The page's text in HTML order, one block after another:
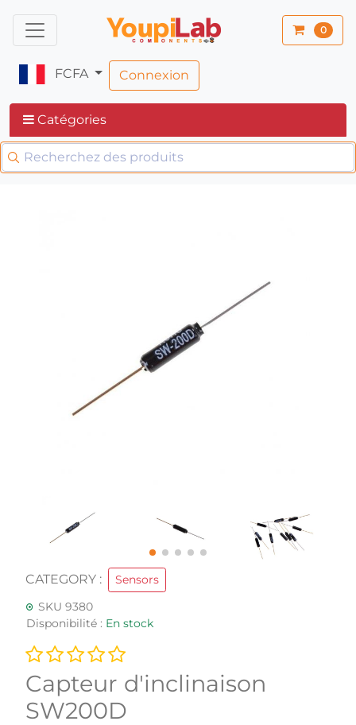
0
FCFA Connexion
Catégories
CATEGORY :
Sensors
SKU 9380
Disponibilité : En stock
Capteur d'inclinaison
SW200D